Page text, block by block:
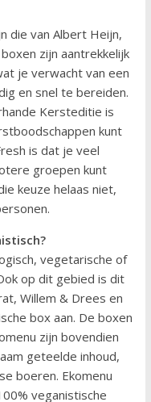
die van Albert Heijn,
zijn aantrekkelijk
je verwacht van een
en snel te bereiden.
Kersteditie is
kunt
is dat je veel
groepen kunt
keuze helaas niet,
vegetarische of
op dit gebied is dit
Willem & Drees en
box aan. De boxen
zijn bovendien
geteelde inhoud,
boeren. Ekomenu
veganistische